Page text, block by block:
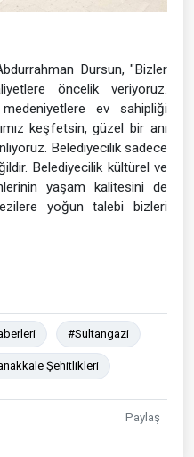
Dursun, "Bizler
öncelik veriyoruz.
ev sahipliği
keşfetsin, güzel bir anı
Belediyecilik sadece
Belediyecilik kültürel ve
yaşam kalitesini de
yoğun talebi bizleri
#Sultangazi
Şehitlikleri
Paylaş